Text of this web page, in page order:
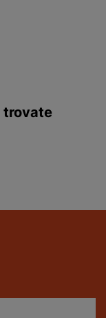
trovate